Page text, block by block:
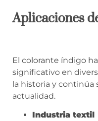
Aplicaciones
El colorante índigo
significativo en
la historia y continúa
actualidad.
Industria textil